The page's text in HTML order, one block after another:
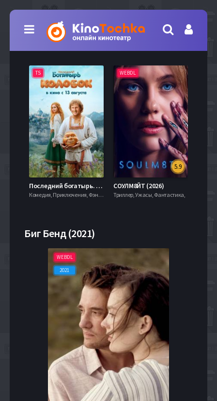
TS
Последний богатырь. Колобок (2026)
Комедия, Приключения, Фэнтези,
WEBDL
5.9
СОУЛМ8ЙТ (2026)
Триллер, Ужасы, Фантастика,
Биг Бенд (2021)
WEBDL
2021